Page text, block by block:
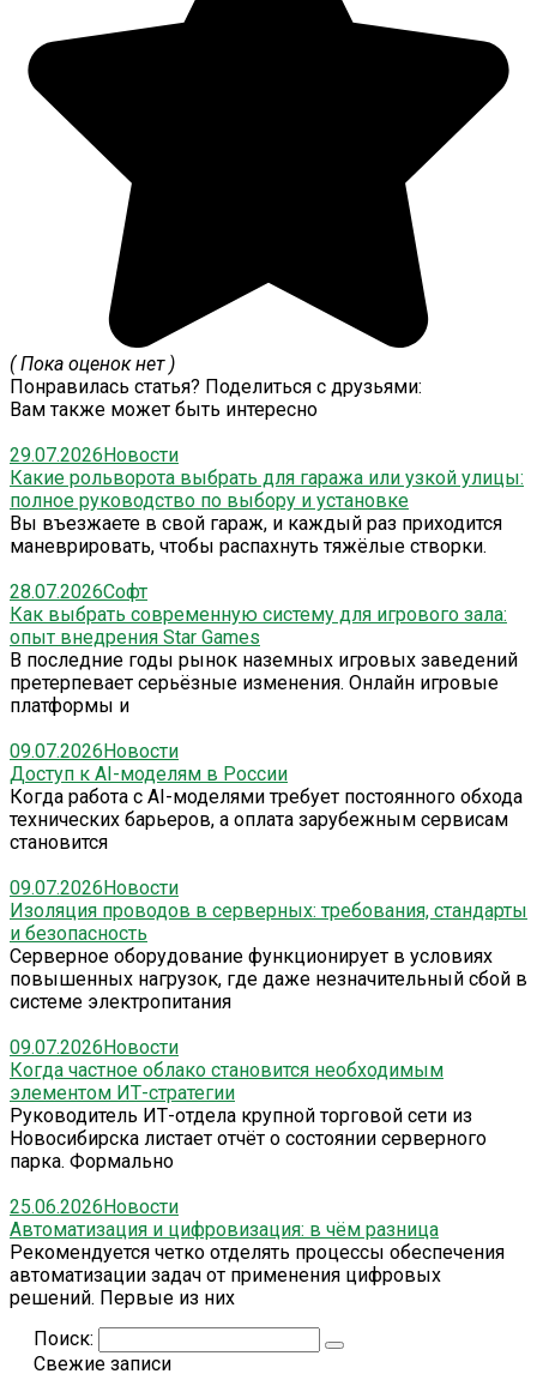
( Пока оценок нет )
Понравилась статья? Поделиться с друзьями:
Вам также может быть интересно
29.07.2026Новости
Какие рольворота выбрать для гаража или узкой улицы:
полное руководство по выбору и установке
Вы въезжаете в свой гараж, и каждый раз приходится
маневрировать, чтобы распахнуть тяжёлые створки.
28.07.2026Софт
Как выбрать современную систему для игрового зала:
опыт внедрения Star Games
В последние годы рынок наземных игровых заведений
претерпевает серьёзные изменения. Онлайн игровые
платформы и
09.07.2026Новости
Доступ к AI-моделям в России
Когда работа с AI-моделями требует постоянного обхода
технических барьеров, а оплата зарубежным сервисам
становится
09.07.2026Новости
Изоляция проводов в серверных: требования, стандарты
и безопасность
Серверное оборудование функционирует в условиях
повышенных нагрузок, где даже незначительный сбой в
системе электропитания
09.07.2026Новости
Когда частное облако становится необходимым
элементом ИТ-стратегии
Руководитель ИТ-отдела крупной торговой сети из
Новосибирска листает отчёт о состоянии серверного
парка. Формально
25.06.2026Новости
Автоматизация и цифровизация: в чём разница
Рекомендуется четко отделять процессы обеспечения
автоматизации задач от применения цифровых
решений. Первые из них
Поиск:
Свежие записи